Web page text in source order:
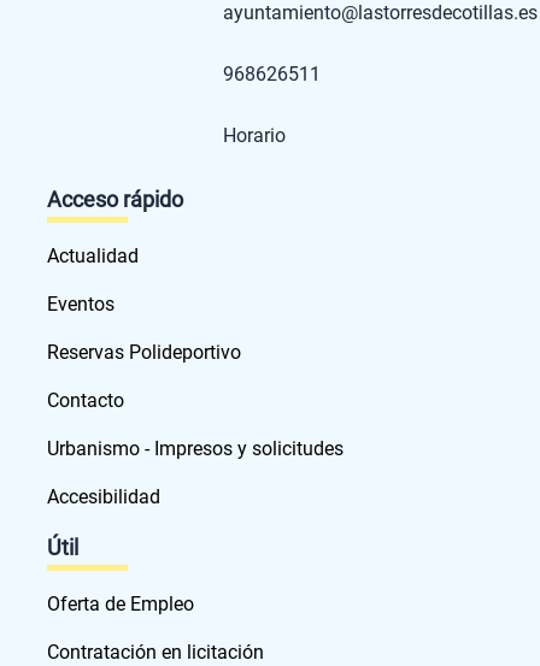
ayuntamiento@lastorresdecotillas.es
968626511
Horario
Acceso rápido
Actualidad
Eventos
Reservas Polideportivo
Contacto
Urbanismo - Impresos y solicitudes
Accesibilidad
Útil
Oferta de Empleo
Contratación en licitación